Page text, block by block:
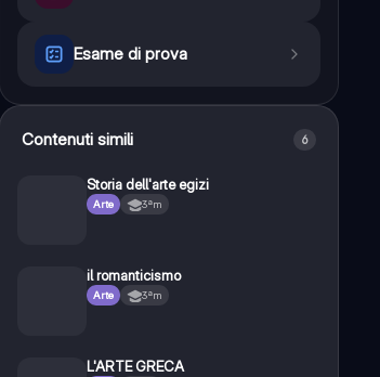
Esame di prova
Contenuti simili 6
Storia dell'arte egizi
Arte 3ªm
il romanticismo
Arte 3ªm
L'ARTE GRECA